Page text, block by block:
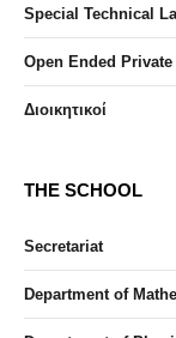
Special Technical
Open Ended
Διοικητικοί
THE SCHOOL
Secretariat
Department of